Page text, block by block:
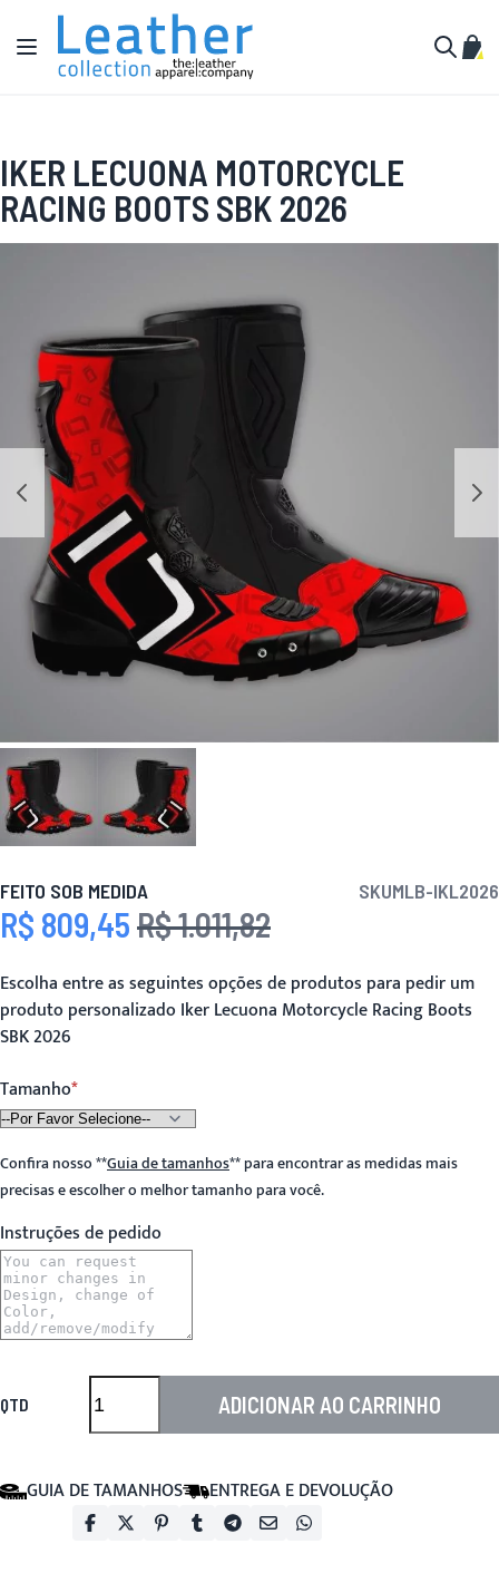
Pular para o conteúdo
Alternar Nav
IKER LECUONA MOTORCYCLE
RACING BOOTS SBK 2026
FEITO SOB MEDIDA SKUMLB-IKL2026
Preço Especial
R$ 809,45 Preço
R$ 1.011,82
Escolha entre as seguintes opções de produtos para pedir um
produto personalizado Iker Lecuona Motorcycle Racing Boots
SBK 2026
Tamanho
Confira nosso**Guia de tamanhos**para encontrar as medidas mais
precisas e escolher o melhor tamanho para você.
Instruções de pedido
QTD ADICIONAR AO CARRINHO
GUIA DE TAMANHOS ENTREGA E DEVOLUÇÃO